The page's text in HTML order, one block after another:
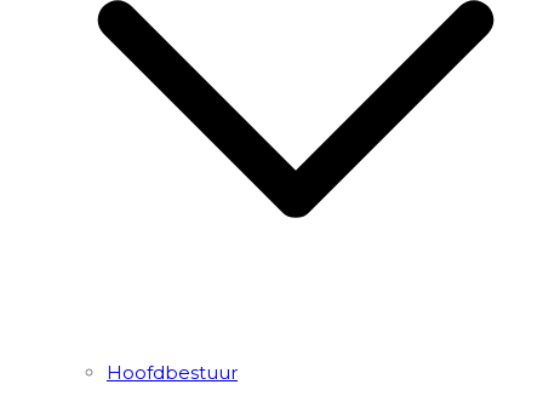
Hoofdbestuur